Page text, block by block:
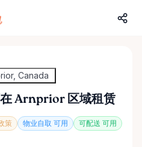
策 物业自取 可用
可配送 可用
在 Arnprior 区域租赁
Canada